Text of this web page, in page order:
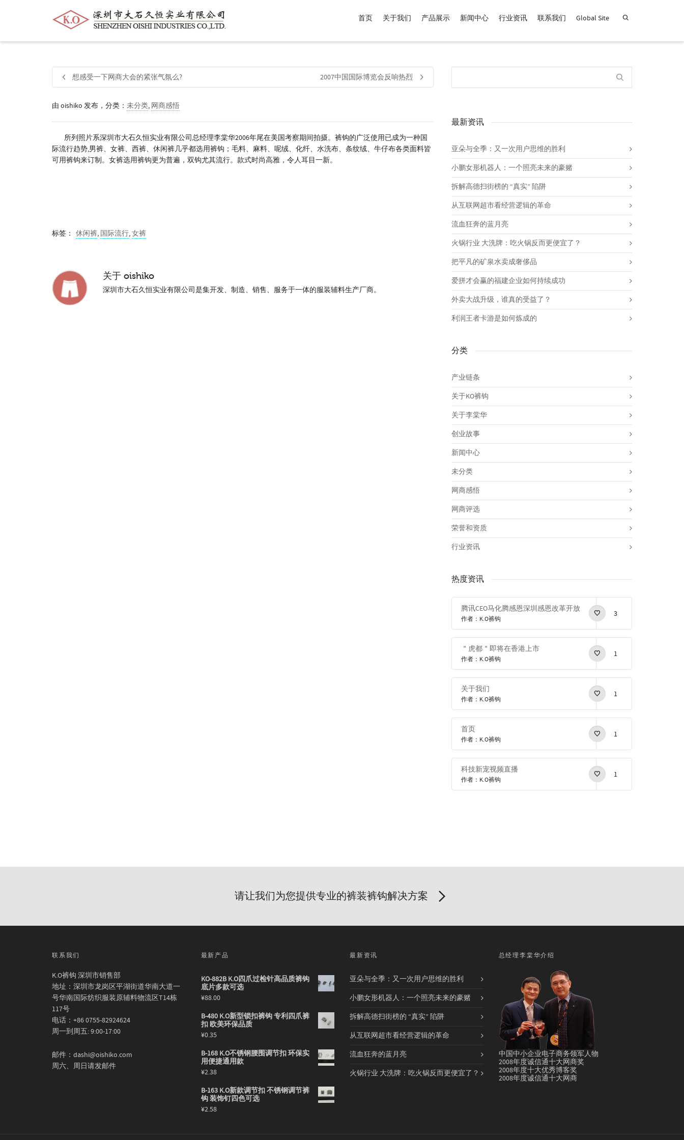
帮我查找新的衬衫尺码中号价格介于 商品，品牌为 默认品牌 .
首页 关于我们 产品展示 新闻中心 行业资讯 联系我们 Global Site
想感受一下网商大会的紧张气氛么? 2007中国国际博览会反响热烈
由 oishiko 发布，分类： 未分类, 网商感悟
所列照片系深圳市大石久恒实业有限公司总经理李棠华2006年尾在美国考察期间拍摄。裤钩的广泛使用已成为一种国
际流行趋势,男裤、女裤、西裤、休闲裤几乎都选用裤钩；毛料、麻料、呢绒、化纤、水洗布、条纹绒、牛仔布各类面料皆
可用裤钩来订制。女裤选用裤钩更为普遍，双钩尤其流行。款式时尚高雅，令人耳目一新。
标签： 休闲裤, 国际流行,女裤
关于 oishiko
深圳市大石久恒实业有限公司是集开发、制造、销售、服务于一体的服装辅料生产厂商。
最新资讯
亚朵与全季：又一次用户思维的胜利
小鹏女形机器人：一个照亮未来的豪赌
拆解高德扫街榜的 “真实” 陷阱
从互联网超市看经营逻辑的革命
流血狂奔的蓝月亮
火锅行业 大洗牌：吃火锅反而更便宜了？
把平凡的矿泉水卖成奢侈品
爱拼才会赢的福建企业如何持续成功
外卖大战升级，谁真的受益了？
利润王者卡游是如何炼成的
分类
产业链条
关于KO裤钩
关于李棠华
创业故事
新闻中心
未分类
网商感悟
网商评选
荣誉和资质
行业资讯
热度资讯
腾讯CEO马化腾感恩深圳感恩改革开放
作者：K.O裤钩
3
＂虎都＂即将在香港上市
作者：K.O裤钩
1
关于我们
作者：K.O裤钩
1
首页
作者：K.O裤钩
1
科技新宠视频直播
作者：K.O裤钩
1
请让我们为您提供专业的裤装裤钩解决方案
联系我们
K.O裤钩 深圳市销售部
地址：深圳市龙岗区平湖街道华南大道一
号华南国际纺织服装原辅料物流区T14栋
117号
电话：+86 0755-82924624
周一到周五: 9:00-17:00
邮件：dashi@oishiko.com
周六、周日请发邮件
最新产品
KO-882B K.O四爪过检针高品质裤钩
底片多款可选
¥88.00
B-480 K.O新型锁扣裤钩 专利四爪裤
扣 欧美环保品质
¥0.35
B-168 K.O不锈钢腰围调节扣 环保实
用便捷通用款
¥2.38
B-163 K.O新款调节扣 不锈钢调节裤
钩 装饰钉四色可选
¥2.58
最新资讯
亚朵与全季：又一次用户思维的胜利
小鹏女形机器人：一个照亮未来的豪赌
拆解高德扫街榜的 “真实” 陷阱
从互联网超市看经营逻辑的革命
流血狂奔的蓝月亮
火锅行业 大洗牌：吃火锅反而更便宜了？
总经理李棠华介绍
中国中小企业电子商务领军人物
2008年度诚信通十大网商奖
2008年度十大优秀博客奖
2008年度诚信通十大网商